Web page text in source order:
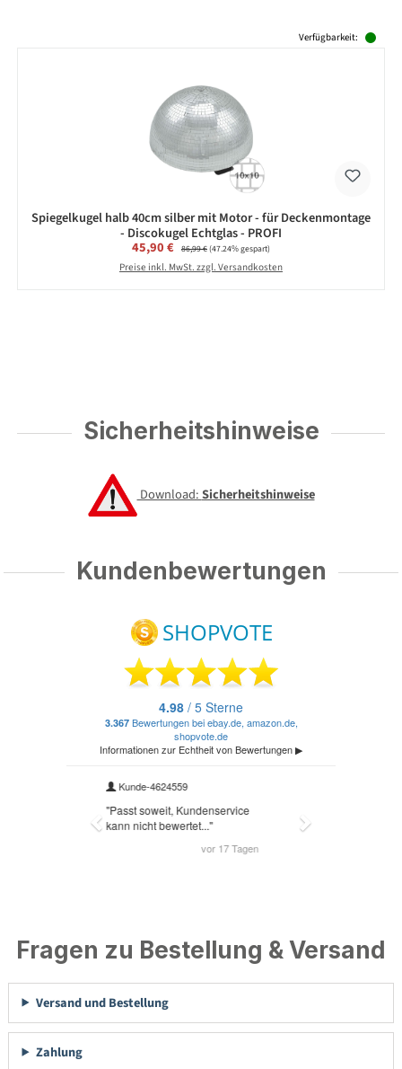
Verfügbarkeit:
Spiegelkugel halb 40cm silber mit Motor - für Deckenmontage
- Discokugel Echtglas - PROFI
Verkaufspreis:
45,90 € Regulärer Preis:
86,99 €(47.24% gespart)
Preise inkl. MwSt. zzgl. Versandkosten
Sicherheitshinweise
Download:Sicherheitshinweise
Kundenbewertungen
Fragen zu Bestellung & Versand
Versand und Bestellung
Zahlung